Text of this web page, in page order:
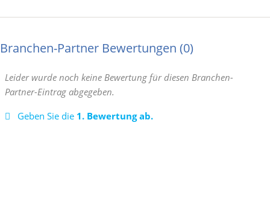
Branchen-Partner Bewertungen 0
Leider wurde noch keine Bewertung für diesen Branchen-
Partner-Eintrag abgegeben.
Geben Sie die 1. Bewertung ab.